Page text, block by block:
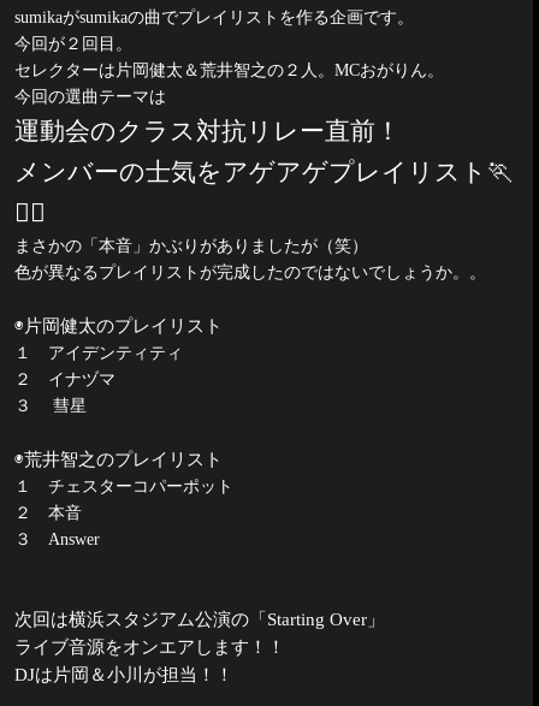
sumikaがsumikaの曲でプレイリストを作る企画です。
今回が２回目。
セレクターは片岡健太＆荒井智之の２人。 MCおがりん。
今回の選曲テーマは
運動会のクラス対抗リレー直前！
メンバーの士気をアゲアゲプレイリスト 🏃
🏃
まさかの「本音」かぶりがありましたが（笑）
色が異なるプレイリストが完成したのではないでしょうか。。
◉片岡健太のプレイリスト
１ アイデンティティ
２ イナヅマ
３
彗星
◉荒井智之のプレイリスト
１ チェスターコパーポット
２ 本音
３ Answer
次回は横浜スタジアム公演の「 Starting Over 」
ライブ音源をオンエアします！！
DJは片岡＆小川が担当！！